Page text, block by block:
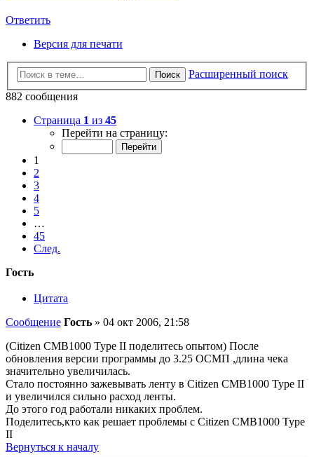
Ответить
Версия для печати
Поиск
Расширенный поиск
882 сообщения
Страница 1 из 45
Перейти на страницу:
1
2
3
4
5
…
45
След.
Гость
Цитата
Сообщение Гость » 04 окт 2006, 21:58
(Citizen CMB1000 Type II поделитесь опытом) После
обновления версии программы до 3.25 ОСМП ,длина чека
значительно увеличилась.
Стало постоянно зажевывать ленту в Citizen CMB1000 Type II
и увеличился сильно расход ленты.
До этого год работали никаких проблем.
Поделитесь,кто как решает проблемы с Citizen CMB1000 Type
II
Вернуться к началу